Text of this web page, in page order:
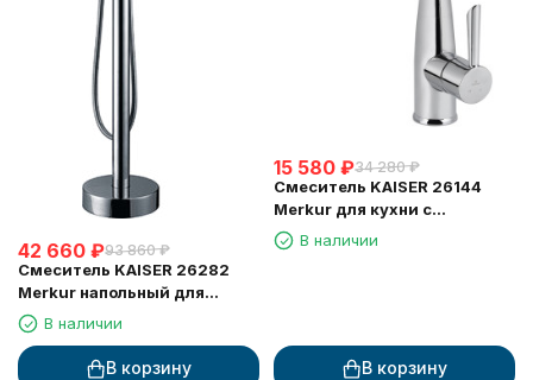
42 660 ₽93 860 ₽
Смеситель KAISER 26282
Merkur напольный для
ванны, Хром
В наличии
В корзину
15 580 ₽34 280 ₽
Смеситель KAISER 26144
Merkur для кухни с
выдвижной лейкой
В наличии
В корзину